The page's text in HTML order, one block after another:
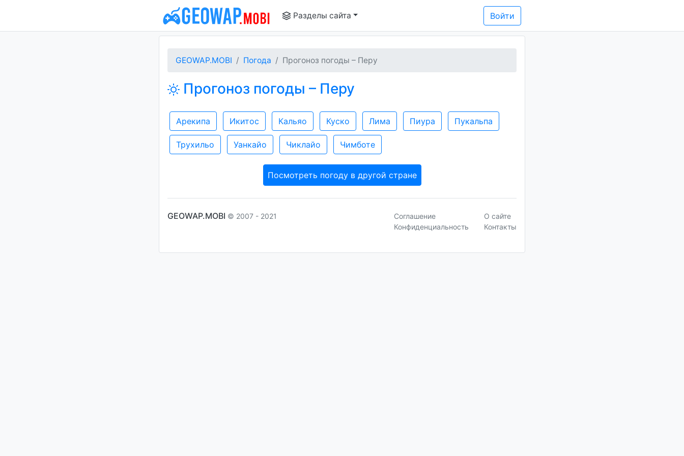
Разделы сайта Войти
GEOWAP.MOBI Погода Прогоноз погоды – Перу
Прогоноз погоды – Перу
Арекипа Икитос Кальяо Куско Лима Пиура Пукальпа
Трухильо Уанкайо Чиклайо Чимботе
Посмотреть погоду в другой стране
GEOWAP.MOBI © 2007 - 2021
Соглашение
Конфиденциальность
О сайте
Контакты